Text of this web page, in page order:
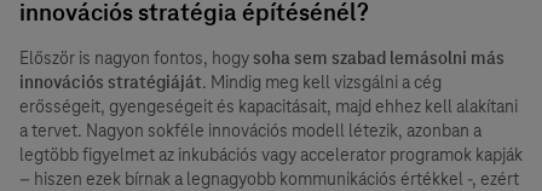
innovációs stratégia építésénél?
Először is nagyon fontos, hogysoha sem szabad lemásolni más
innovációs stratégiáját. Mindig meg kell vizsgálni a cég
erősségeit, gyengeségeit és kapacitásait, majd ehhez kell alakítani
a tervet. Nagyon sokféle innovációs modell létezik, azonban a
legtöbb figyelmet az inkubációs vagy accelerator programok kapják
– hiszen ezek bírnak a legnagyobb kommunikációs értékkel -, ezért